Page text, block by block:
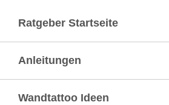
Ratgeber Startseite
Anleitungen
Wandtattoo Ideen